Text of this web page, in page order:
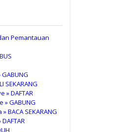
Pemantauan
SEKARANG
DAFTAR
GABUNG
SEKARANG